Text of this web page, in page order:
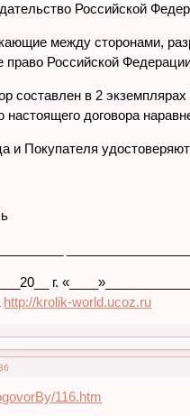
Российской
между сторонами,
Российской
составлен в 2
договора
и Покупателя
г.
http://krolik-world.ucoz.ru
116.htm